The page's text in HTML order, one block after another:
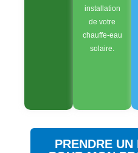
installation
de votre
chauffe-eau
solaire.
PRENDRE